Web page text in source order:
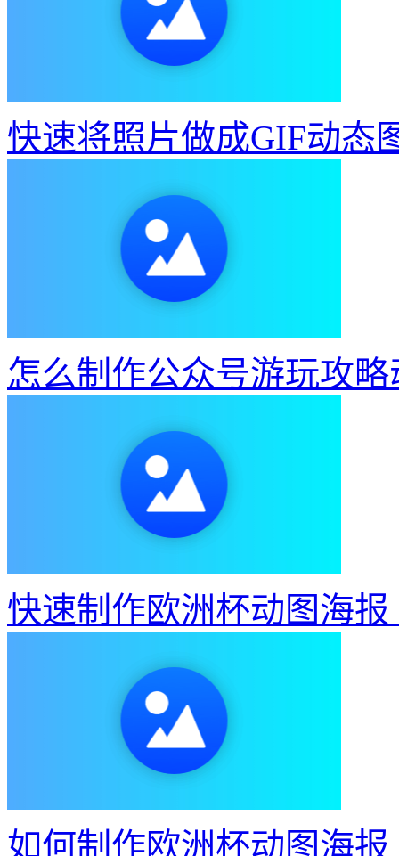
快速将照片做成GIF动态
怎么制作公众号游玩攻
快速制作欧洲杯动图海报
如何制作欧洲杯动图海报